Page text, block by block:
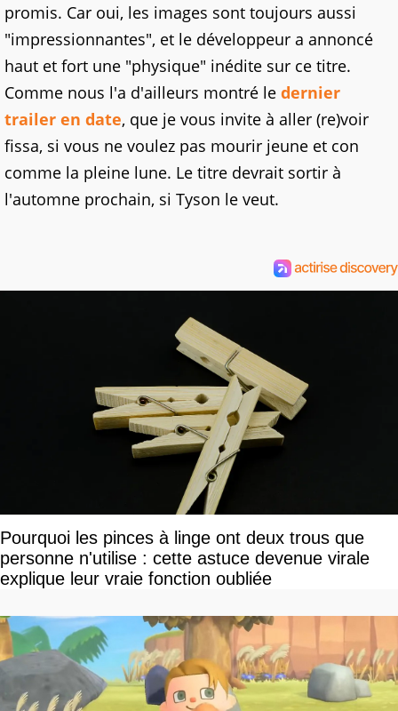
promis. Car oui, les images sont toujours aussi
"impressionnantes", et le développeur a annoncé
haut et fort une "physique" inédite sur ce titre.
Comme nous l'a d'ailleurs montré le dernier
trailer en date, que je vous invite à aller (re)voir
fissa, si vous ne voulez pas mourir jeune et con
comme la pleine lune. Le titre devrait sortir à
l'automne prochain, si Tyson le veut.
Pourquoi les pinces à linge ont deux trous que
personne n'utilise : cette astuce devenue virale
explique leur vraie fonction oubliée